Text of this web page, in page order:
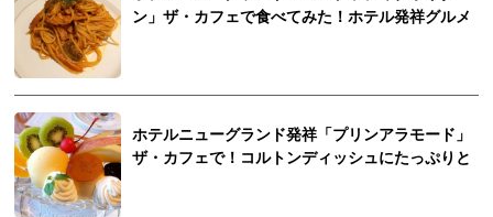
ン」ザ・カフェで食べてみた！ホテル発祥グルメ
ホテルニューグランド発祥「プリンアラモード」
ザ・カフェで！コルトンディッシュにたっぷりと